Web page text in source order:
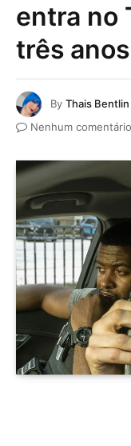
entra no
três
By Thais Bentlin
Nenhum comentário